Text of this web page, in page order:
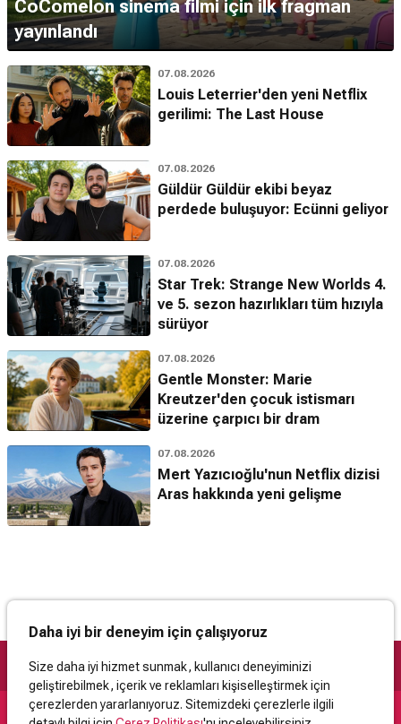
CoComelon sinema filmi için ilk fragman
yayınlandı
07.08.2026
Louis Leterrier'den yeni Netflix
gerilimi: The Last House
07.08.2026
Güldür Güldür ekibi beyaz
perdede buluşuyor: Ecünni geliyor
07.08.2026
Star Trek: Strange New Worlds 4.
ve 5. sezon hazırlıkları tüm hızıyla
sürüyor
07.08.2026
Gentle Monster: Marie
Kreutzer'den çocuk istismarı
üzerine çarpıcı bir dram
07.08.2026
Mert Yazıcıoğlu'nun Netflix dizisi
Aras hakkında yeni gelişme
Daha iyi bir deneyim için çalışıyoruz
Size daha iyi hizmet sunmak, kullanıcı deneyiminizi
geliştirebilmek, içerik ve reklamları kişiselleştirmek için
çerezlerden yararlanıyoruz. Sitemizdeki çerezlerle ilgili